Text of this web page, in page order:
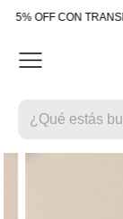
5% OFF CON